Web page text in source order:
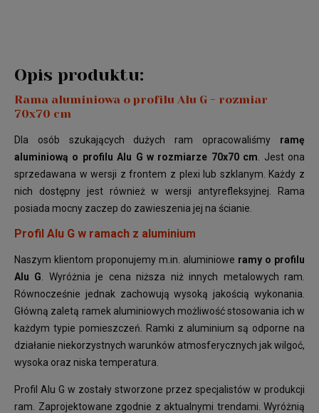
Opis produktu:
Rama aluminiowa o profilu Alu G - rozmiar
70x70 cm
Dla osób szukających dużych ram opracowaliśmy ramę
aluminiową o profilu Alu G w rozmiarze 70x70 cm . Jest ona
sprzedawana w wersji z frontem z plexi lub szklanym. Każdy z
nich dostępny jest również w wersji antyrefleksyjnej. Rama
posiada mocny zaczep do zawieszenia jej na ścianie.
Profil Alu G w ramach z aluminium
Naszym klientom proponujemy m.in. aluminiowe ramy o profilu
Alu G . Wyróżnia je cena niższa niż innych metalowych ram.
Równocześnie jednak zachowują wysoką jakością wykonania.
Główną zaletą ramek aluminiowych możliwość stosowania ich w
każdym typie pomieszczeń. Ramki z aluminium są odporne na
działanie niekorzystnych warunków atmosferycznych jak wilgoć,
wysoka oraz niska temperatura.
Profil Alu G w zostały stworzone przez specjalistów w produkcji
ram. Zaprojektowane zgodnie z aktualnymi trendami. Wyróżnią